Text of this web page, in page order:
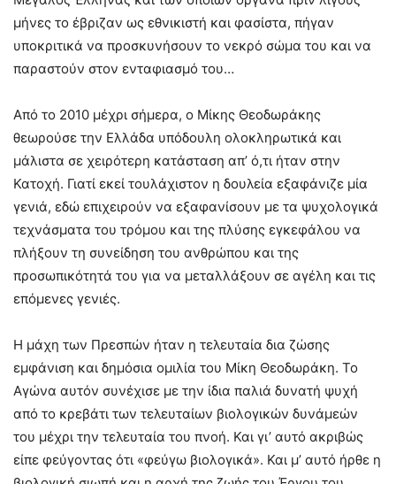
μήνες το έβριζαν ως εθνικιστή και φασίστα, πήγαν
υποκριτικά να προσκυνήσουν το νεκρό σώμα του και να
παραστούν στον ενταφιασμό του…
Από το 2010 μέχρι σήμερα, ο Μίκης Θεοδωράκης
θεωρούσε την Ελλάδα υπόδουλη ολοκληρωτικά και
μάλιστα σε χειρότερη κατάσταση απ’ ό,τι ήταν στην
Κατοχή. Γιατί εκεί τουλάχιστον η δουλεία εξαφάνιζε μία
γενιά, εδώ επιχειρούν να εξαφανίσουν με τα ψυχολογικά
τεχνάσματα του τρόμου και της πλύσης εγκεφάλου να
πλήξουν τη συνείδηση του ανθρώπου και της
προσωπικότητά του για να μεταλλάξουν σε αγέλη και τις
επόμενες γενιές.
Η μάχη των Πρεσπών ήταν η τελευταία δια ζώσης
εμφάνιση και δημόσια ομιλία του Μίκη Θεοδωράκη. Το
Αγώνα αυτόν συνέχισε με την ίδια παλιά δυνατή ψυχή
από το κρεβάτι των τελευταίων βιολογικών δυνάμεών
του μέχρι την τελευταία του πνοή. Και γι’ αυτό ακριβώς
είπε φεύγοντας ότι «φεύγω βιολογικά». Και μ’ αυτό ήρθε η